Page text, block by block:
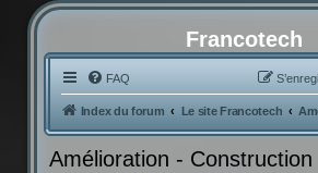
Francotech
FAQ
Index du forum Le site Francotech
Amélioration - Construction